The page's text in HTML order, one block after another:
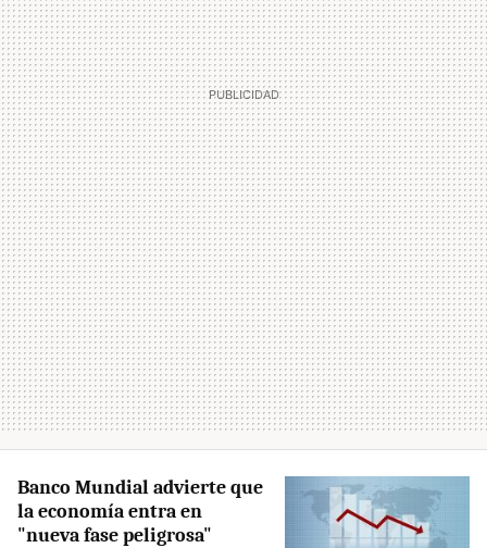
Banco Mundial advierte que
la economía entra en
"nueva fase peligrosa"